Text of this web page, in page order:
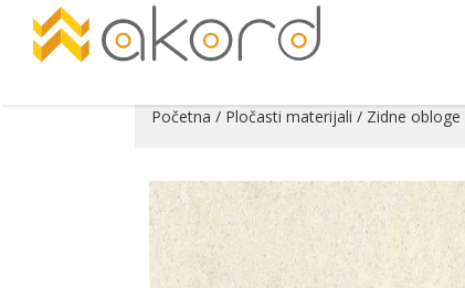
Početna / Pločasti materijali / Zidne obloge